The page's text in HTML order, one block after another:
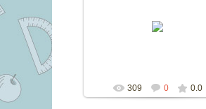
309 0 0.0